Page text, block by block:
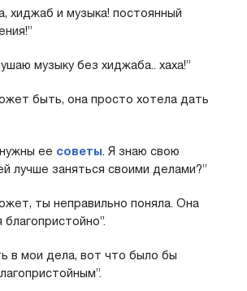
хиджаб и музыка! постоянный
музыку без хиджаба.. хаха!”
быть, она просто хотела дать
ее советы. Я знаю свою
лучше заняться своими делами?”
ты неправильно поняла. Она
в мои дела, вот что было бы